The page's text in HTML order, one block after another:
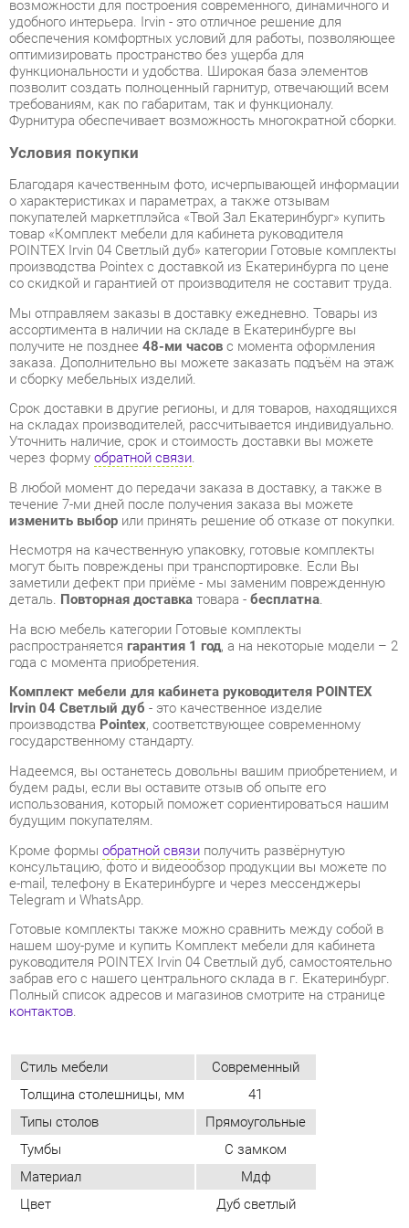
требованиям, как по габаритам, так и функционалу.
Фурнитура обеспечивает возможность многократной сборки.
Условия покупки
Благодаря качественным фото, исчерпывающей информации
о характеристиках и параметрах, а также отзывам
покупателей маркетплэйса «Твой Зал Екатеринбург» купить
POINTEX Irvin 04 Светлый дуб» категории Готовые комплекты
со скидкой и гарантией от производителя не составит труда.
Мы отправляем заказы в доставку ежедневно. Товары из
ассортимента в наличии на складе в Екатеринбурге вы
получите не позднее48-ми часовс момента оформления
заказа. Дополнительно вы можете заказать подъём на этаж
и сборку мебельных изделий.
Срок доставки в другие регионы, и для товаров, находящихся
на складах производителей, рассчитывается индивидуально.
Уточнить наличие, срок и стоимость доставки вы можете
через формуобратной связи
В любой момент до передачи заказа в доставку, а также в
течение 7-ми дней после получения заказа вы можете
изменить выборили принять решение об отказе от покупки.
Несмотря на качественную упаковку, готовые комплекты
могут быть повреждены при транспортировке. Если Вы
деталь.Повторная доставкатовара -бесплатна.
На всю мебель категории Готовые комплекты
года с момента приобретения.
Комплект мебели для кабинета руководителя POINTEX
Irvin 04 Светлый дуб- это качественное изделие
государственному стандарту.
Надеемся, вы останетесь довольны вашим приобретением, и
будем рады, если вы оставите отзыв об опыте его
использования, который поможет сориентироваться нашим
будущим покупателям.
Кроме формы обратной связиполучить развёрнутую
консультацию, фото и видеообзор продукции вы можете по
e-mail, телефону в Екатеринбурге и через мессенджеры
Telegram и WhatsApp.
Готовые комплекты также можно сравнить между собой в
нашем шоу-руме и купить Комплект мебели для кабинета
руководителя POINTEX Irvin 04 Светлый дуб, самостоятельно
забрав его с нашего центрального склада в г. Екатеринбург.
Полный список адресов и магазинов смотрите на странице
контактов.
Стиль мебели
Современный
Толщина столешницы, мм
41
Типы столов
Прямоугольные
Тумбы
Цвет Дуб светлый
ОТЗЫВЫ
Пока нет отзывов, поделитесь первым своим мнением.
ДОБАВИТЬ ОТЗЫВ